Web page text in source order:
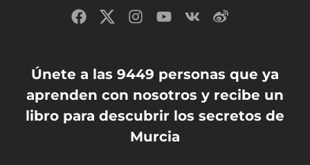
Únete a las 9449 personas que ya
aprenden con nosotros y recibe un
libro para descubrir los secretos de
Murcia